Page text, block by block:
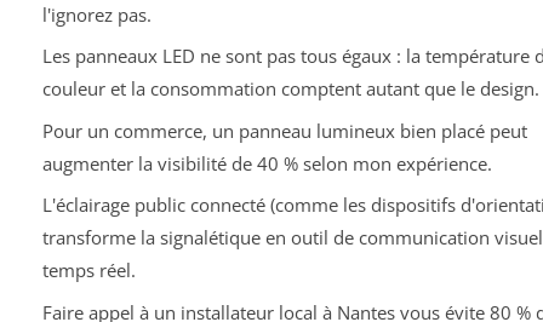
l'ignorez pas.
Les panneaux LED ne sont pas tous égaux : la température
couleur et la consommation comptent autant que le design.
Pour un commerce, un panneau lumineux bien placé peut
augmenter la visibilité de 40 % selon mon expérience.
L'éclairage public connecté (comme les dispositifs
transforme la signalétique en outil de communication
temps réel.
Faire appel à un installateur local à Nantes vous évite 80 %